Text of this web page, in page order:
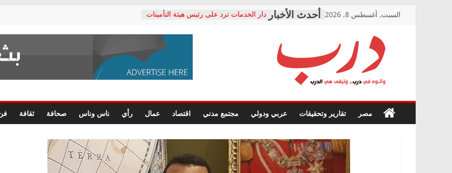
السبت, أغسطس 8, 2026
دار الخدمات ترد على رئيس هيئة التأمينات
معاناة أصحاب المعاشات.. ونطالب بكشف
فرحات سليمان يكتب: القطاع الصحي إلى
حزب التحالف الشعبي يطلق لجنة “الحق
صور .. اعتماد الرسومات النهائية للقرار
الوزاري لمدينة الصحفيين.. وانتهاء أعمال
إنشاء المبنى الإداري
متابعة قضية الدكتور محمد زهران.. ويؤكد:
قرينة البراءة وضمانات المحاكمة العادلة
حق أصيل
درب
في
درب..
مصر تقارير وتحقيقات عربي ودولي مجتمع مدني اقتصاد عمال رأي ناس وناس صحافة ثقافة